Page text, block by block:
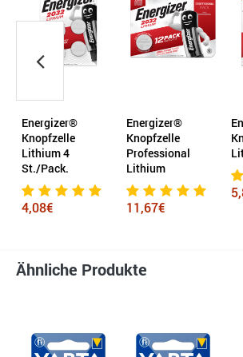
Energizer®
Knopfzelle
Lithium 4
St./Pack.
4,08€
Energizer®
Knopfzelle
Professional
Lithium
11,67€
Ähnliche Produkte